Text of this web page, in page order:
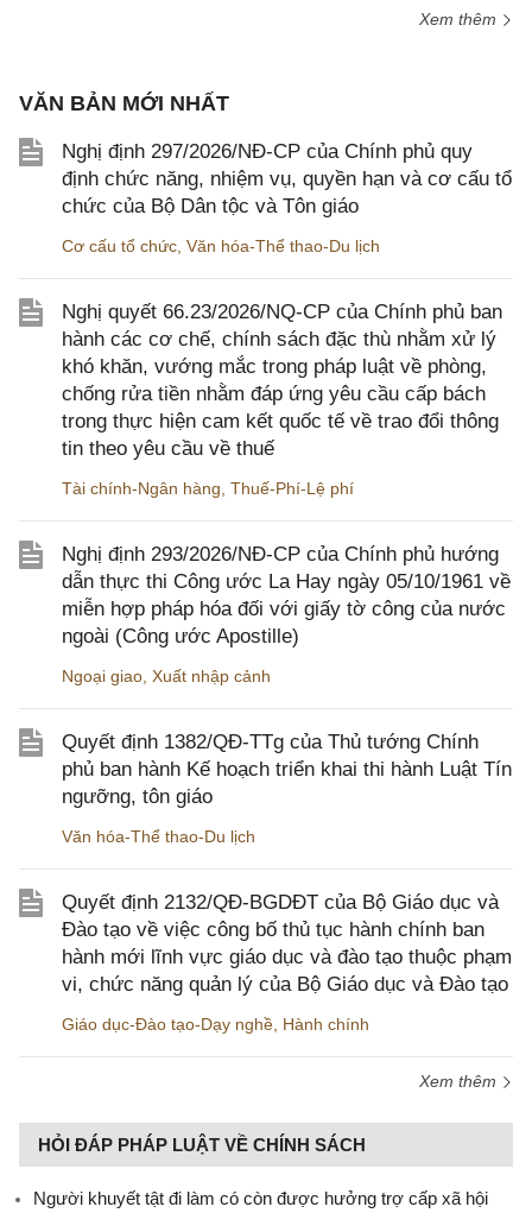
Xem thêm
VĂN BẢN MỚI NHẤT
Nghị định 297/2026/NĐ-CP của Chính phủ quy
định chức năng, nhiệm vụ, quyền hạn và cơ cấu tổ
chức của Bộ Dân tộc và Tôn giáo
Cơ cấu tổ chức Văn hóa-Thể thao-Du lịch
Nghị quyết 66.23/2026/NQ-CP của Chính phủ ban
hành các cơ chế, chính sách đặc thù nhằm xử lý
khó khăn, vướng mắc trong pháp luật về phòng,
chống rửa tiền nhằm đáp ứng yêu cầu cấp bách
trong thực hiện cam kết quốc tế về trao đổi thông
tin theo yêu cầu về thuế
Tài chính-Ngân hàng Thuế-Phí-Lệ phí
Nghị định 293/2026/NĐ-CP của Chính phủ hướng
dẫn thực thi Công ước La Hay ngày 05/10/1961 về
miễn hợp pháp hóa đối với giấy tờ công của nước
ngoài (Công ước Apostille)
Ngoại giao Xuất nhập cảnh
Quyết định 1382/QĐ-TTg của Thủ tướng Chính
phủ ban hành Kế hoạch triển khai thi hành Luật Tín
ngưỡng, tôn giáo
Văn hóa-Thể thao-Du lịch
Quyết định 2132/QĐ-BGDĐT của Bộ Giáo dục và
Đào tạo về việc công bố thủ tục hành chính ban
hành mới lĩnh vực giáo dục và đào tạo thuộc phạm
vi, chức năng quản lý của Bộ Giáo dục và Đào tạo
Giáo dục-Đào tạo-Dạy nghề Hành chính
Xem thêm
HỎI ĐÁP PHÁP LUẬT VỀ CHÍNH SÁCH
Người khuyết tật đi làm có còn được hưởng trợ cấp xã hội